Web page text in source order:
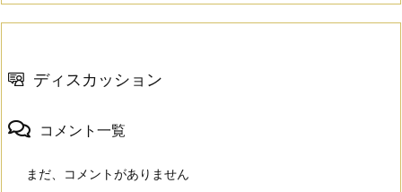
ディスカッション
コメント一覧
まだ、コメントがありません